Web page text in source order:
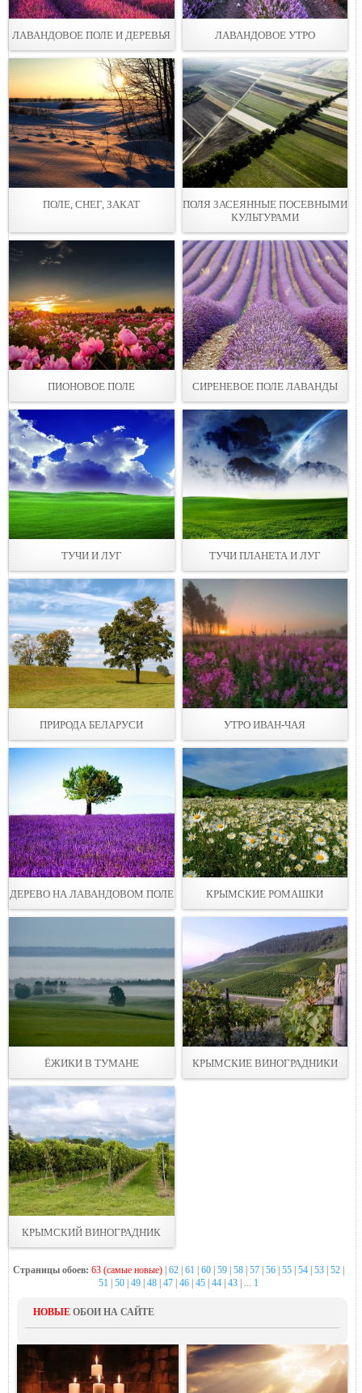
ЛАВАНДОВОЕ ПОЛЕ И ДЕРЕВЬЯ ЛАВАНДОВОЕ УТРО
ПОЛЕ, СНЕГ, ЗАКАТ
ПОЛЯ ЗАСЕЯННЫЕ ПОСЕВНЫМИ
КУЛЬТУРАМИ
ПИОНОВОЕ ПОЛЕ СИРЕНЕВОЕ ПОЛЕ ЛАВАНДЫ
ТУЧИ И ЛУГ ТУЧИ ПЛАНЕТА И ЛУГ
ПРИРОДА БЕЛАРУСИ УТРО ИВАН-ЧАЯ
ДЕРЕВО НА ЛАВАНДОВОМ ПОЛЕ КРЫМСКИЕ РОМАШКИ
ЁЖИКИ В ТУМАНЕ КРЫМСКИЕ ВИНОГРАДНИКИ
КРЫМСКИЙ ВИНОГРАДНИК
Страницы обоев: 63 (самые новые)| 62| 61 60| 59| 58| 57| 56| 55| 54| 53| 52|
51
50| 49| 48| 47| 46| 45| 44| 43| ... 1
НОВЫЕ ОБОИ НА САЙТЕ